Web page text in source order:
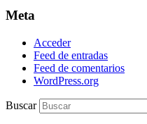
Meta
Acceder
Feed de entradas
Feed de comentarios
WordPress.org
Buscar